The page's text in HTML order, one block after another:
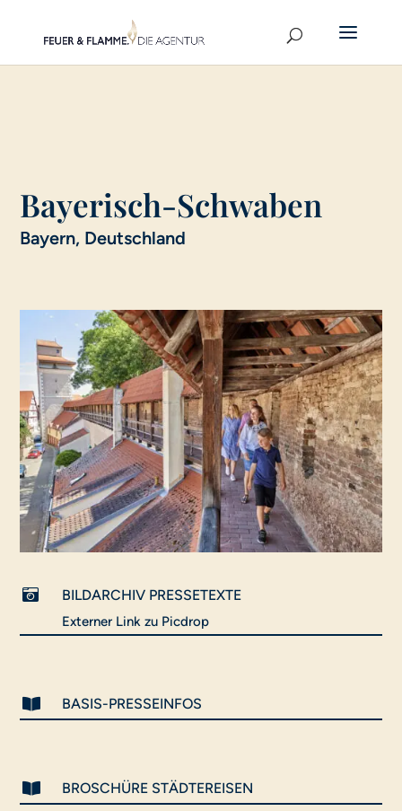
Bayerisch-Schwaben
Bayern, Deutschland
 BILDARCHIV PRESSETEXTE
Externer Link zu Picdrop
 BASIS-PRESSEINFOS
 BROSCHÜRE STÄDTEREISEN